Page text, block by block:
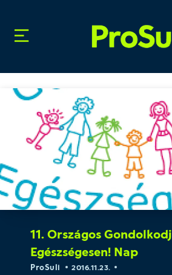
11. Országos Gondolkodj
Egészségesen! Nap
ProSuli 2016.11.23.